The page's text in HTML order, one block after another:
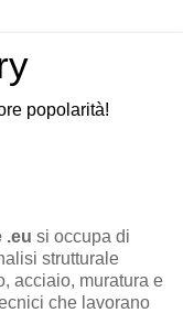
popolarità!
.eu si occupa di
strutturale
acciaio, muratura e
che lavorano